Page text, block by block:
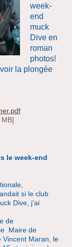
week-
end
muck
Dive en
roman
photos!
la plongée
le week-end
si le club
Dive, j’ai
de
Maire de
Vincent Maran, le